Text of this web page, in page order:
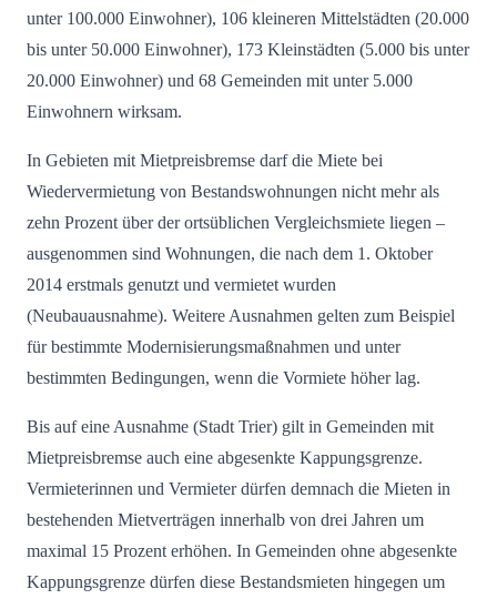
unter 100.000 Einwohner), 106 kleineren Mittelstädten (20.000
bis unter 50.000 Einwohner), 173 Kleinstädten (5.000 bis unter
20.000 Einwohner) und 68 Gemeinden mit unter 5.000
Einwohnern wirksam.
In Gebieten mit Mietpreisbremse darf die Miete bei
Wiedervermietung von Bestandswohnungen nicht mehr als
zehn Prozent über der ortsüblichen Vergleichsmiete liegen –
ausgenommen sind Wohnungen, die nach dem 1. Oktober
2014 erstmals genutzt und vermietet wurden
(Neubauausnahme). Weitere Ausnahmen gelten zum Beispiel
für bestimmte Modernisierungsmaßnahmen und unter
bestimmten Bedingungen, wenn die Vormiete höher lag.
Bis auf eine Ausnahme (Stadt Trier) gilt in Gemeinden mit
Mietpreisbremse auch eine abgesenkte Kappungsgrenze.
Vermieterinnen und Vermieter dürfen demnach die Mieten in
bestehenden Mietverträgen innerhalb von drei Jahren um
maximal 15 Prozent erhöhen. In Gemeinden ohne abgesenkte
Kappungsgrenze dürfen diese Bestandsmieten hingegen um